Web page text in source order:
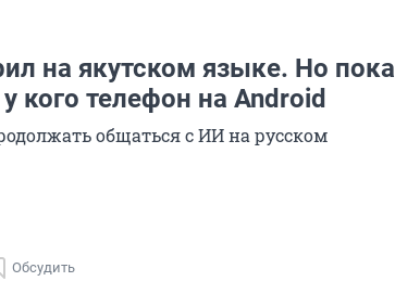
на якутском языке. Но пока
кого телефон на Android
общаться с ИИ на русском
Обсудить